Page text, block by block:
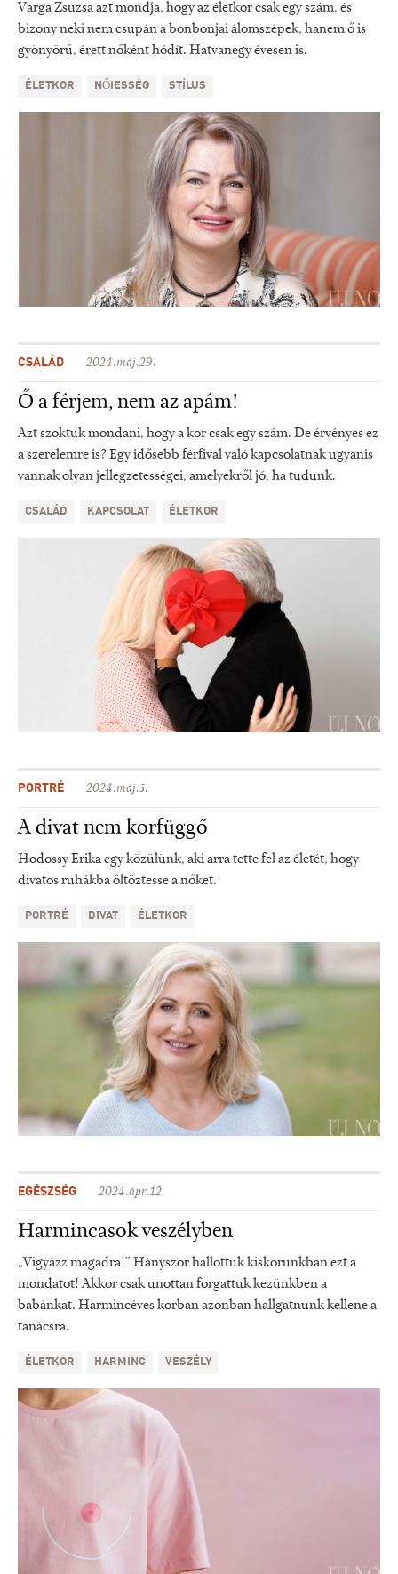
Varga Zsuzsa azt mondja, hogy az életkor csak egy szám, és
bizony neki nem csupán a bonbonjai álomszépek, hanem ő is
gyönyörű, érett nőként hódít. Hatvanegy évesen is.
ÉLETKOR NŐIESSÉG STÍLUS
CSALÁD 2024.máj.29.
Ő a férjem, nem az apám!
Azt szoktuk mondani, hogy a kor csak egy szám. De érvényes ez
a szerelemre is? Egy idősebb férfival való kapcsolatnak ugyanis
vannak olyan jellegzetességei, amelyekről jó, ha tudunk.
CSALÁD KAPCSOLAT ÉLETKOR
PORTRÉ 2024.máj.5.
A divat nem korfüggő
Hodossy Erika egy közülünk, aki arra tette fel az életét, hogy
divatos ruhákba öltöztesse a nőket.
PORTRÉ DIVAT ÉLETKOR
EGÉSZSÉG 2024.ápr.12.
Harmincasok veszélyben
„Vigyázz magadra!” Hányszor hallottuk kiskorunkban ezt a
mondatot! Akkor csak unottan forgattuk kezünkben a
babánkat. Harmincéves korban azonban hallgatnunk kellene a
tanácsra.
ÉLETKOR HARMINC VESZÉLY